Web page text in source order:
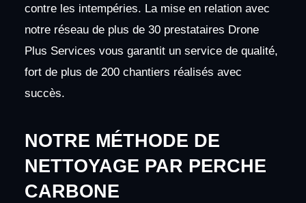
contre les intempéries. La mise en relation avec
notre réseau de plus de 30 prestataires Drone
Plus Services vous garantit un service de qualité,
fort de plus de 200 chantiers réalisés avec
succès.
NOTRE MÉTHODE DE
NETTOYAGE PAR PERCHE
CARBONE